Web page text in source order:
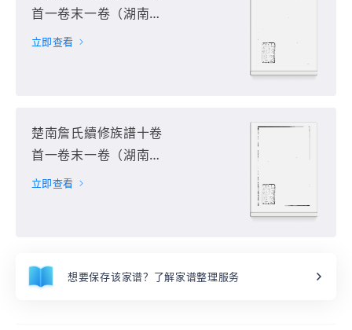
首一卷末一卷（湖南省
常德市）第2册
立即查看
楚南詹氏續修族譜十卷
首一卷末一卷（湖南省
常德市）第3册
立即查看
想要保存该家谱？了解家谱整理服务